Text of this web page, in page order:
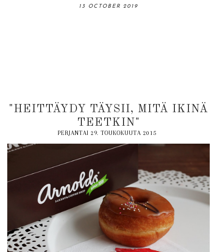
13 OCTOBER 2019
06 OCTOBER 2019
31 AUGUST 2019
18 AUGUST 2019
"HEITTÄYDY TÄYSII, MITÄ IKINÄ
TEETKIN"
PERJANTAI 29. TOUKOKUUTA 2015